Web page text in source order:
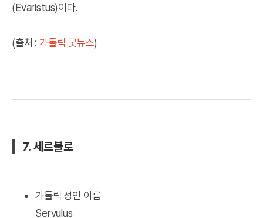
(Evaristus)이다.
(출처 :가톨릭 굿뉴스)
7. 세르불로
가톨릭 성인 이름
Servulus